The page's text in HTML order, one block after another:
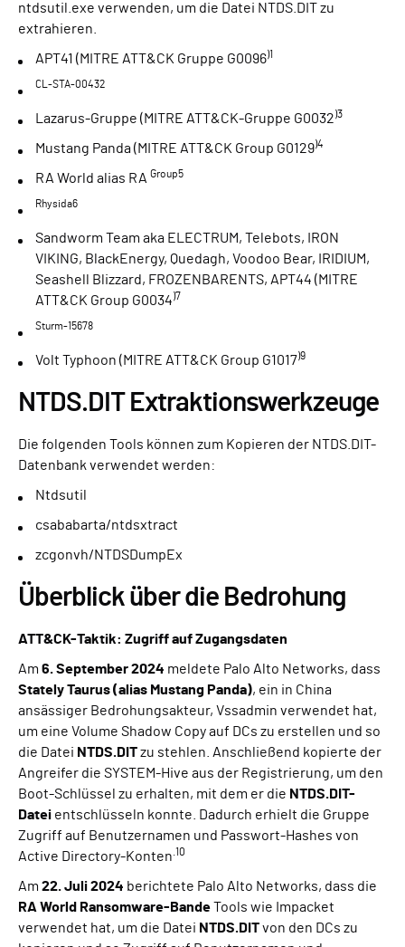
ntdsutil.exe verwenden, um die Datei NTDS.DIT zu
extrahieren.
APT41 (MITRE ATT&CK Gruppe G0096)1
CL-STA-00432
Lazarus-Gruppe (MITRE ATT&CK-Gruppe G0032)3
Mustang Panda (MITRE ATT&CK Group G0129)4
RA World alias RA Group5
Rhysida6
Sandworm Team aka ELECTRUM, Telebots, IRON
VIKING, BlackEnergy, Quedagh, Voodoo Bear, IRIDIUM,
Seashell Blizzard, FROZENBARENTS, APT44 (MITRE
ATT&CK Group G0034)7
Sturm-15678
Volt Typhoon (MITRE ATT&CK Group G1017)9
NTDS.DIT Extraktionswerkzeuge
Die folgenden Tools können zum Kopieren der NTDS.DIT-
Datenbank verwendet werden:
Ntdsutil
csababarta/ntdsxtract
zcgonvh/NTDSDumpEx
Überblick über die Bedrohung
ATT&CK-Taktik: Zugriff auf Zugangsdaten
Am 6. September 2024 meldete Palo Alto Networks, dass
Stately Taurus (alias Mustang Panda), ein in China
ansässiger Bedrohungsakteur, Vssadmin verwendet hat,
um eine Volume Shadow Copy auf DCs zu erstellen und so
die Datei NTDS.DITzu stehlen. Anschließend kopierte der
Angreifer die SYSTEM-Hive aus der Registrierung, um den
Boot-Schlüssel zu erhalten, mit dem er die NTDS.DIT-
Datei entschlüsseln konnte. Dadurch erhielt die Gruppe
Zugriff auf Benutzernamen und Passwort-Hashes von
Active Directory-Konten .10
Am 22. Juli 2024 berichtete Palo Alto Networks, dass die
RA World Ransomware-BandeTools wie Impacket
verwendet hat, um die Datei NTDS.DITvon den DCs zu